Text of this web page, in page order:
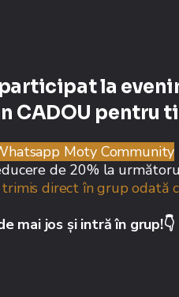
la
CADOU pentru
Moty Community
de 20% la
direct în grup odată
mai jos și intră în grup!👇